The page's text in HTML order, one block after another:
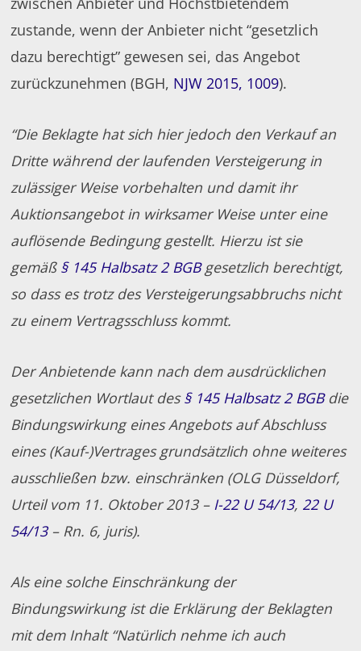
zustande, wenn der Anbieter nicht “gesetzlich
dazu berechtigt” gewesen sei, das Angebot
zurückzunehmen (BGH, NJW 2015, 1009).
“Die Beklagte hat sich hier jedoch den Verkauf an
Dritte während der laufenden Versteigerung in
zulässiger Weise vorbehalten und damit ihr
Auktionsangebot in wirksamer Weise unter eine
auflösende Bedingung gestellt. Hierzu ist sie
gemäß § 145 Halbsatz 2 BGBgesetzlich berechtigt,
so dass es trotz des Versteigerungsabbruchs nicht
zu einem Vertragsschluss kommt.
Der Anbietende kann nach dem ausdrücklichen
gesetzlichen Wortlaut des§ 145 Halbsatz 2 BGBdie
Bindungswirkung eines Angebots auf Abschluss
eines (Kauf-)Vertrages grundsätzlich ohne weiteres
ausschließen bzw. einschränken (OLG Düsseldorf,
Urteil vom 11. Oktober 2013 – I-22 U 54/13, 22 U
54/13– Rn. 6, juris).
Als eine solche Einschränkung der
Bindungswirkung ist die Erklärung der Beklagten
mit dem Inhalt “Natürlich nehme ich auch